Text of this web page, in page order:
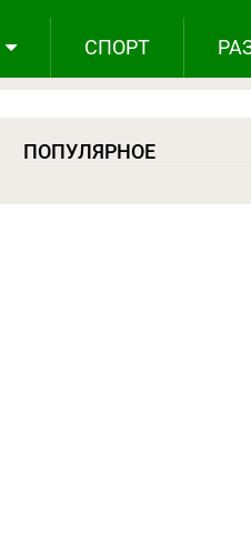
СПОРТ
ПОПУЛЯРНОЕ